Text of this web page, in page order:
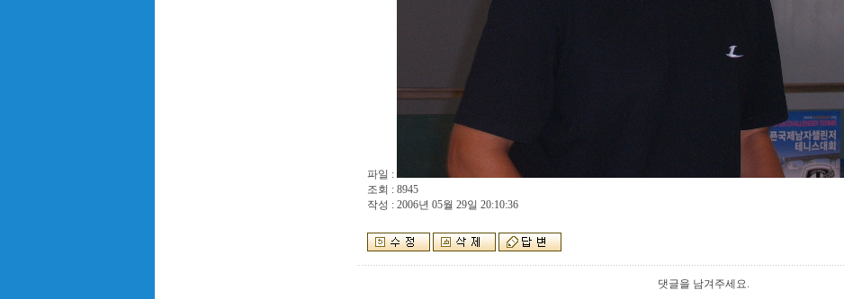
파일 :
조회 : 8945
작성 : 2006년 05월 29일 20:10:36
댓글을 남겨주세요.